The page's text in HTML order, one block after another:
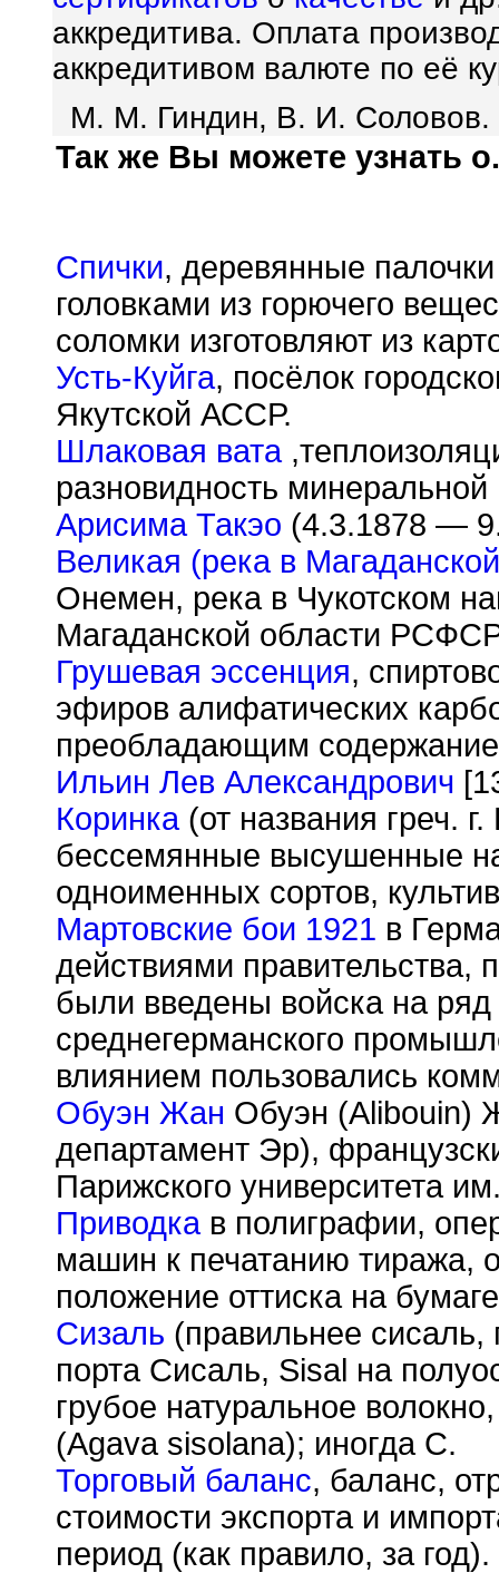
аккредитива. Оплата
аккредитивом валюте по её
М. М. Гиндин, В. И. Соловов.
Так же Вы можете узнать
Спички, деревянные
головками из горючего
соломки изготовляют из
Усть-Куйга, посёлок
Якутской АССР.
Шлаковая вата
разновидность минеральной
Арисима Такэо (4.3.1878 —
Великая (река в
Онемен, река в Чукотском
Магаданской области
Грушевая эссенция,
эфиров алифатических
преобладающим
Ильин Лев Александрович
Коринка(от названия греч.
бессемянные высушенные
одноименных сортов,
Мартовские бои 1921 в
действиями правительства,
были введены войска на ряд
среднегерманского
влиянием пользовались
Обуэн Жан Обуэн (Alibouin)
департамент Эр),
Парижского университета
Приводкав полиграфии,
машин к печатанию тиража,
положение оттиска на
Сизаль (правильнее сисаль,
порта Сисаль, Sisal на
грубое натуральное
(Agava sisolana); иногда С.
Торговый баланс, баланс,
стоимости экспорта и
период (как правило, за год).